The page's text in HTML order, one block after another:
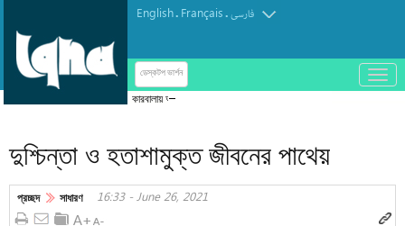
English. Français.فارسی
ডেস্কটপ ভার্শন
باز
و
কারবালায় আরবাঈন হোসাইনি আজাদারি
দুশ্চিন্তা ও হতাশামুক্ত জীবনের পাথেয়
প্রচ্ছদ সাধারণ 16:33 - June 26, 2021